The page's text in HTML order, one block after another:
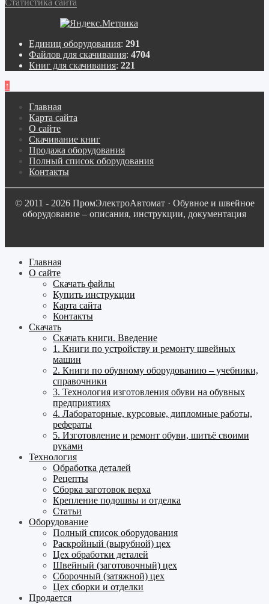
Статистика сайта
Единиц оборудования: 291
Файлов для скачивания: 4704
Книг для скачивания: 221
↑
Главная
Карта сайта
О сайте
Скачивание книг
Продажа оборудования
Полный список оборудования
Контакты
© 2011 - 2026 ПромЭлектроАвтомат · Обувное и швейное
оборудование – описания, инструкции, документация
Главная
О сайте
Скачать файлы
Купить инструкции
Карта сайта
Контакты
Скачать
Скачать книги. Введение
1. Книги по устройству и ремонту швейных
машин
2. Книги по обувному оборудованию – учебники,
справочники
3. Технология изготовления обуви на обувных
предприятиях
4. Лабораторные, курсовые, дипломные работы,
рефераты
5. Изготовление и ремонт обуви, шитьё своими
руками
Технология
Обработка деталей
Рецепты
Сборка заготовок верха
Крепление подошвы и отделка
Статьи
Оборудование
Полный список оборудования
Раскройный (вырубной) цех
Цех обработки деталей
Швейный (заготовочный) цех
Сборочный (затяжной) цех
Цех сборки и отделки
Продается